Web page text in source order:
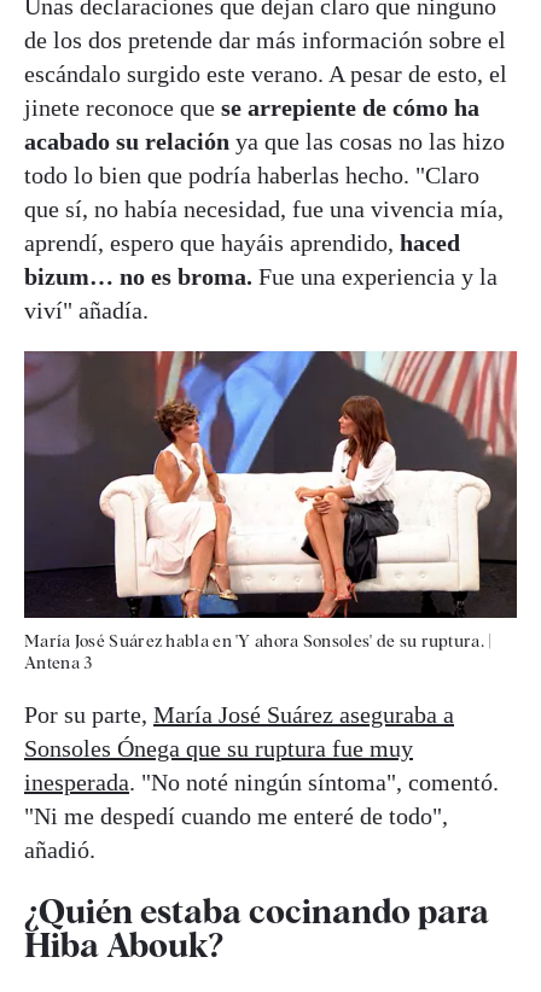
Unas declaraciones que dejan claro que ninguno
de los dos pretende dar más información sobre el
escándalo surgido este verano. A pesar de esto, el
jinete reconoce que se arrepiente de cómo ha
acabado su relación ya que las cosas no las hizo
todo lo bien que podría haberlas hecho. "Claro
que sí, no había necesidad, fue una vivencia mía,
aprendí, espero que hayáis aprendido, haced
bizum… no es broma. Fue una experiencia y la
viví" añadía.
María José Suárez habla en 'Y ahora Sonsoles' de su ruptura.
Antena 3
Por su parte, María José Suárez aseguraba a
Sonsoles Ónega que su ruptura fue muy
inesperada. "No noté ningún síntoma", comentó.
"Ni me despedí cuando me enteré de todo",
añadió.
¿Quién estaba cocinando para
Hiba Abouk?